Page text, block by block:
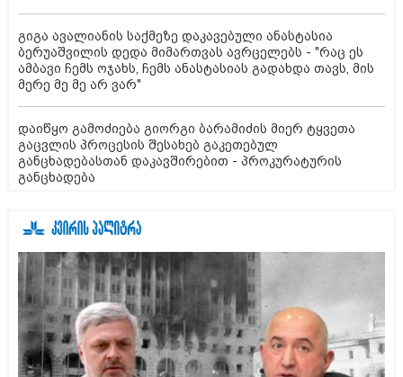
გიგა ავალიანის საქმეზე დაკავებული ანასტასია
ბერუაშვილის დედა მიმართვას ავრცელებს - "რაც ეს
ამბავი ჩემს ოჯახს, ჩემს ანასტასიას გადახდა თავს, მის
მერე მე მე არ ვარ"
დაიწყო გამოძიება გიორგი ბარამიძის მიერ ტყვეთა
გაცვლის პროცესის შესახებ გაკეთებულ
განცხადებასთან დაკავშირებით - პროკურატურის
განცხადება